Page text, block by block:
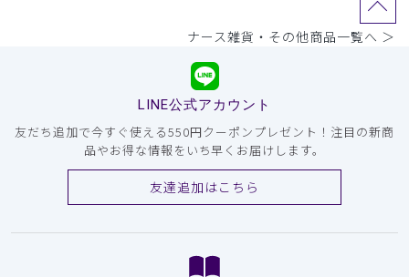
ナース雑貨・その他商品一覧へ ＞
LINE公式アカウント
友だち追加で今すぐ使える550円クーポンプレゼント！注目の新商
品やお得な情報をいち早くお届けします。
友達追加はこちら